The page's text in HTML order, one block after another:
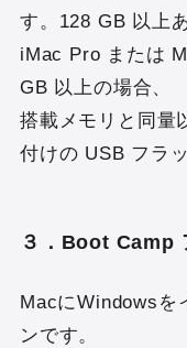
す。128 GB 以上
iMac Pro または
GB 以上の場合、
搭載メモリと同量
付けの USB フラ
３．Boot Camp
MacにWindowsを
ンです。